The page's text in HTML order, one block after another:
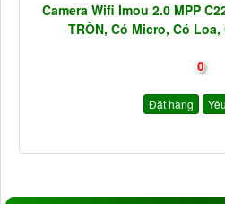
Camera Wifi Imou 2.0 MPP
TRÒN, Có Micro, Có
0
Đặt hàng